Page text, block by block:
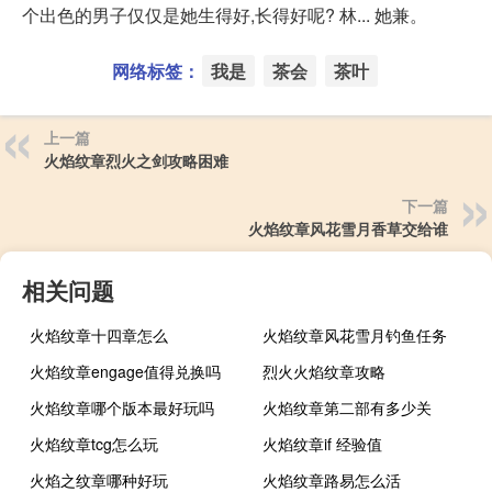
个出色的男子仅仅是她生得好,长得好呢? 林... 她兼。
网络标签： 我是 茶会 茶叶
上一篇
火焰纹章烈火之剑攻略困难
下一篇
火焰纹章风花雪月香草交给谁
相关问题
火焰纹章十四章怎么
火焰纹章风花雪月钓鱼任务
火焰纹章engage值得兑换吗
烈火火焰纹章攻略
火焰纹章哪个版本最好玩吗
火焰纹章第二部有多少关
火焰纹章tcg怎么玩
火焰纹章if 经验值
火焰之纹章哪种好玩
火焰纹章路易怎么活